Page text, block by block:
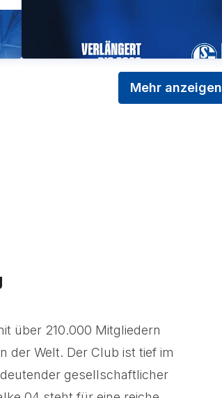
Mehr anzeigen
über 210.000 Mitgliedern
der Welt. Der Club ist tief im
gesellschaftlicher